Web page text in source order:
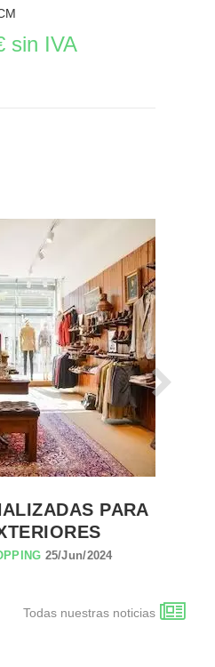
sin IVA
DE TIENDAS
PARA
25/Jun/2024
Todas nuestras noticias